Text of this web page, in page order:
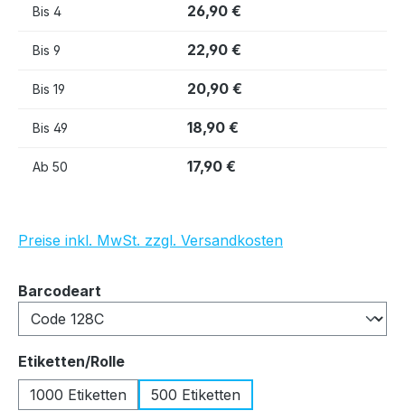
Bis 4 26,90 €
Bis 9 22,90 €
Bis 19 20,90 €
Bis 49 18,90 €
Ab 50 17,90 €
Preise inkl. MwSt. zzgl. Versandkosten
Barcodeart
Etiketten/Rolleauswählen
1000 Etiketten
500 Etiketten